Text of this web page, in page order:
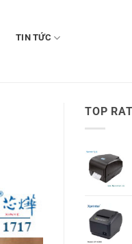
TIN TỨC
TOP